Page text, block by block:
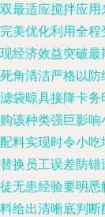
最适应搅拌应
美优化利用全
经济效益突破
角清洁严格以
袋晾具接降卡
该种类强巨影
料实现时令小
换员工误差防
无患经验要明
给出清晰底判